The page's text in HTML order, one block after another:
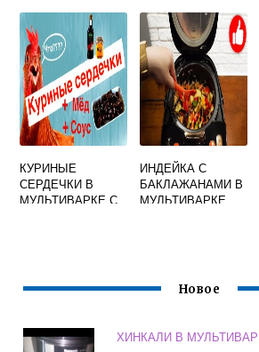
КУРИНЫЕ
СЕРДЕЧКИ В
МУЛЬТИВАРКЕ С
ИНДЕЙКА С
БАКЛАЖАНАМИ В
МУЛЬТИВАРКЕ
Новое
ХИНКАЛИ В